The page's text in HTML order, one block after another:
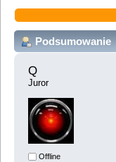
Podsumowanie
Q
Juror
Offline